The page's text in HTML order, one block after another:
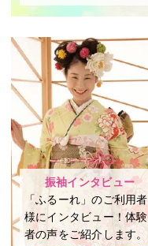
振袖インタビュー
「ふるーれ」のご利用者
様にインタビュー！体験
者の声をご紹介します。